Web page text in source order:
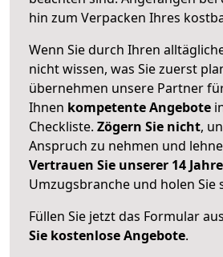
hin zum Verpacken Ihres
Wenn Sie durch Ihren
nicht wissen, was Sie zuerst
übernehmen unsere Partner
Ihnen kompetente Angebote
Checkliste. Zögern Sie nicht,
Anspruch zu nehmen und
Vertrauen Sie unserer 14
Umzugsbranche und holen Sie
Füllen Sie jetzt das Formular
Sie kostenlose Angebote.